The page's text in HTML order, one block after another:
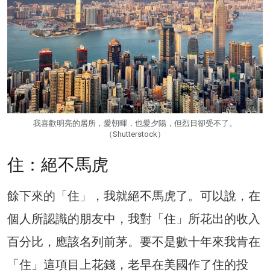
我喜歡明亮的居所，愛朝暉，也愛夕陽，但烈日卻受不了。
（Shutterstock）
住：絕不馬虎
餘下來的「住」，我就絕不馬虎了。可以說，在
個人所認識的朋友中，我對「住」所花出的收入
百分比，應該名列前茅。要不是數十年來我肯在
「住」這項目上花錢，老早在美國作了住的投